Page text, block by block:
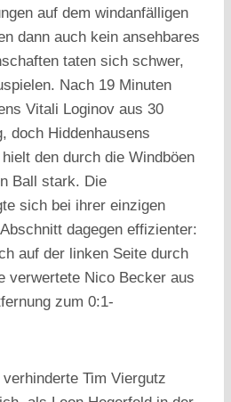
auf dem windanfälligen
dann auch kein ansehbares
taten sich schwer,
Nach 19 Minuten
Vitali Loginov aus 30
doch Hiddenhausens
den durch die Windböen
Ball stark. Die
sich bei ihrer einzigen
dagegen effizienter:
auf der linken Seite durch
verwertete Nico Becker aus
zum 0:1-
Tim Viergutz